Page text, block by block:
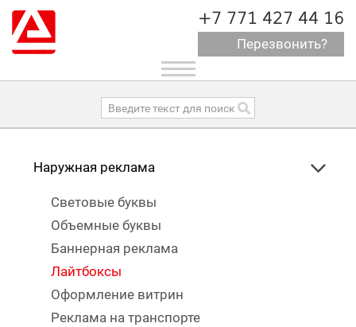
+7 771 427 44 16
Перезвонить?
Toggle
navigation
Наружная реклама
Световые буквы
Объемные буквы
Баннерная реклама
Лайтбоксы
Оформление витрин
Реклама на транспорте